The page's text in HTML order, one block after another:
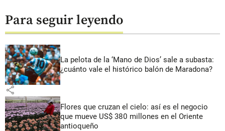
Para seguir leyendo
La pelota de la ‘Mano de Dios’ sale a subasta:
¿cuánto vale el histórico balón de Maradona?
share
Flores que cruzan el cielo: así es el negocio
que mueve US$ 380 millones en el Oriente
antioqueño